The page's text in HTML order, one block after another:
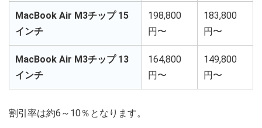
MacBook Air M3チップ 15
インチ
198,800
円〜
183,800
円〜
MacBook Air M3チップ 13
インチ
164,800
円〜
149,800
円〜
割引率は約6～10％となります。